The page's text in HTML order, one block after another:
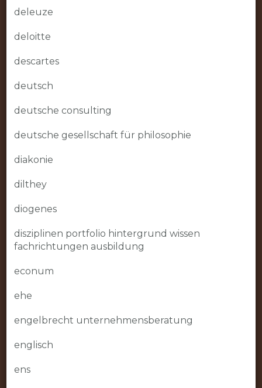
deleuze
deloitte
descartes
deutsch
deutsche consulting
deutsche gesellschaft für philosophie
diakonie
dilthey
diogenes
disziplinen portfolio hintergrund wissen
fachrichtungen ausbildung
econum
ehe
engelbrecht unternehmensberatung
englisch
ens